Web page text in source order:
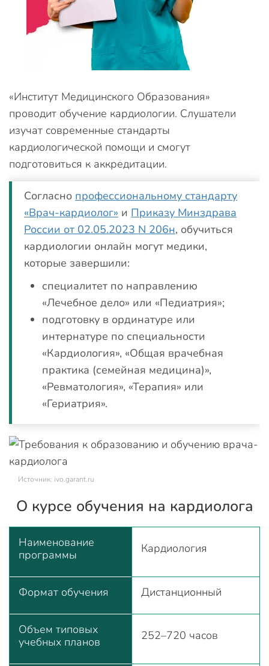
«Институт Медицинского Образования»
проводит обучение кардиологии. Слушатели
изучат современные стандарты
кардиологической помощи и смогут
подготовиться к аккредитации.
Согласно профессиональному стандарту
«Врач-кардиолог» и Приказу Минздрава
России от 02.05.2023 N 206н, обучиться
кардиологии онлайн могут медики,
которые завершили:
специалитет по направлению
«Лечебное дело» или «Педиатрия»;
подготовку в ординатуре или
интернатуре по специальности
«Кардиология», «Общая врачебная
практика (семейная медицина)»,
«Ревматология», «Терапия» или
«Гериатрия».
Источник: ivo.garant.ru
О курсе обучения на кардиолога
Наименование
программы
Кардиология
Формат обучения Дистанционный
Объем типовых
учебных планов
252–720 часов